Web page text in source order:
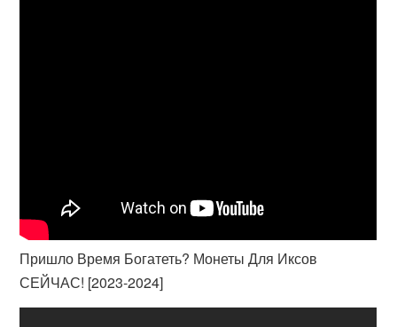
Пришло Время Богатеть? Монеты Для Иксов
СЕЙЧАС! [2023-2024]